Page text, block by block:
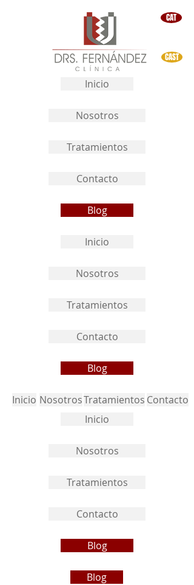
CAT
CAST
Inicio
Nosotros
Tratamientos
Contacto
Blog
Inicio
Nosotros
Tratamientos
Contacto
Blog
Inicio NosotrosTratamientos Contacto
Inicio
Nosotros
Tratamientos
Contacto
Blog
Blog